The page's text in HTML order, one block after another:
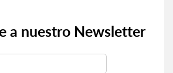
a nuestro Newsletter